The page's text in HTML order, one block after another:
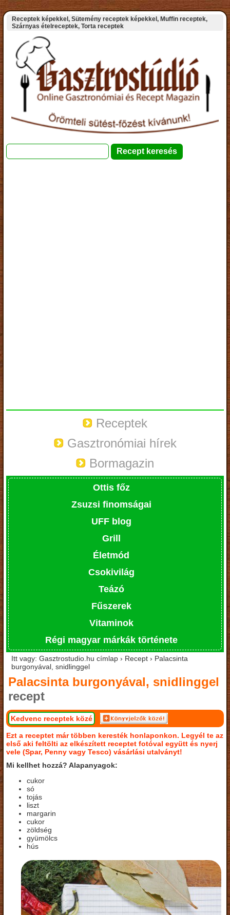
Receptek képekkel, Sütemény receptek képekkel, Muffin receptek,
Szárnyas ételreceptek, Torta receptek
Receptek
Gasztronómiai hírek
Bormagazin
Ottis főz
Zsuzsi finomságai
UFF blog
Grill
Életmód
Csokivilág
Teázó
Fűszerek
Vitaminok
Régi magyar márkák története
Itt vagy: Gasztrostudio.hu címlap › Recept › Palacsinta
burgonyával, snidlinggel
Palacsinta burgonyával, snidlinggel
recept
Kedvenc receptek közé
Ezt a receptet már többen keresték honlaponkon. Legyél te az
első aki feltölti az elkészített receptet fotóval együtt és nyerj
vele (Spar, Penny vagy Tesco) vásárlási utalványt!
Mi kellhet hozzá? Alapanyagok:
cukor
só
tojás
liszt
margarin
cukor
zöldség
gyümölcs
hús